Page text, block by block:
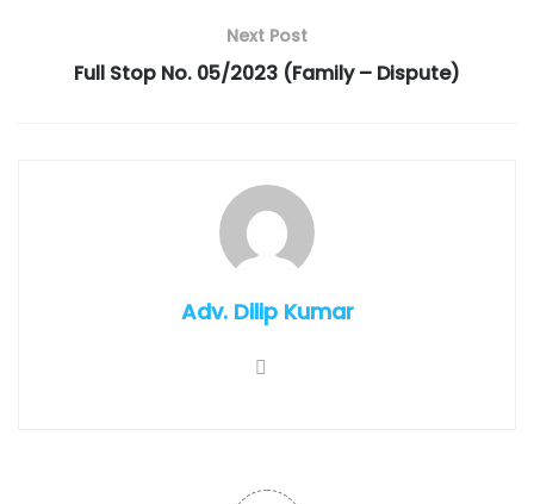
Next Post
Full Stop No. 05/2023 (Family – Dispute)
Adv. Dilip Kumar